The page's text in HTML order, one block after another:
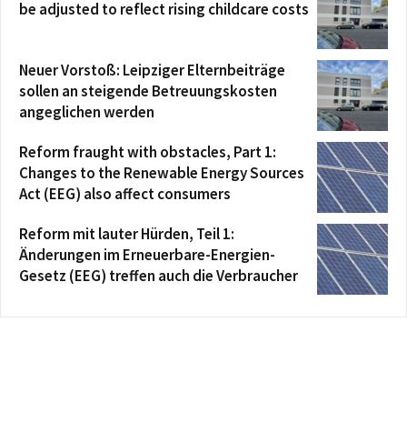
be adjusted to reflect rising childcare costs
Neuer Vorstoß: Leipziger Elternbeiträge
sollen an steigende Betreuungskosten
angeglichen werden
Reform fraught with obstacles, Part 1:
Changes to the Renewable Energy Sources
Act (EEG) also affect consumers
Reform mit lauter Hürden, Teil 1:
Änderungen im Erneuerbare-Energien-
Gesetz (EEG) treffen auch die Verbraucher